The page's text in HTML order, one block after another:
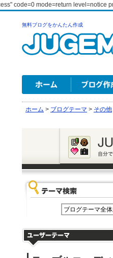
code=0 mode=return level=notice
無料ブログをかんたん作成
ホーム > ブログテーマ > その他